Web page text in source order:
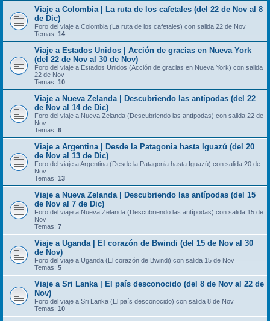
Viaje a Colombia | La ruta de los cafetales (del 22 de Nov al 8
de Dic)
Foro del viaje a Colombia (La ruta de los cafetales) con salida 22 de Nov
Temas: 14
Viaje a Estados Unidos | Acción de gracias en Nueva York
(del 22 de Nov al 30 de Nov)
Foro del viaje a Estados Unidos (Acción de gracias en Nueva York) con salida
22 de Nov
Temas: 10
Viaje a Nueva Zelanda | Descubriendo las antípodas (del 22
de Nov al 14 de Dic)
Foro del viaje a Nueva Zelanda (Descubriendo las antípodas) con salida 22 de
Nov
Temas: 6
Viaje a Argentina | Desde la Patagonia hasta Iguazú (del 20
de Nov al 13 de Dic)
Foro del viaje a Argentina (Desde la Patagonia hasta Iguazú) con salida 20 de
Nov
Temas: 13
Viaje a Nueva Zelanda | Descubriendo las antípodas (del 15
de Nov al 7 de Dic)
Foro del viaje a Nueva Zelanda (Descubriendo las antípodas) con salida 15 de
Nov
Temas: 7
Viaje a Uganda | El corazón de Bwindi (del 15 de Nov al 30
de Nov)
Foro del viaje a Uganda (El corazón de Bwindi) con salida 15 de Nov
Temas: 5
Viaje a Sri Lanka | El país desconocido (del 8 de Nov al 22 de
Nov)
Foro del viaje a Sri Lanka (El país desconocido) con salida 8 de Nov
Temas: 10